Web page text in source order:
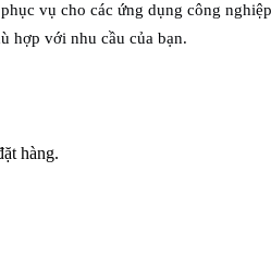
vụ cho các ứng dụng công
hợp với nhu cầu của bạn.
hàng.